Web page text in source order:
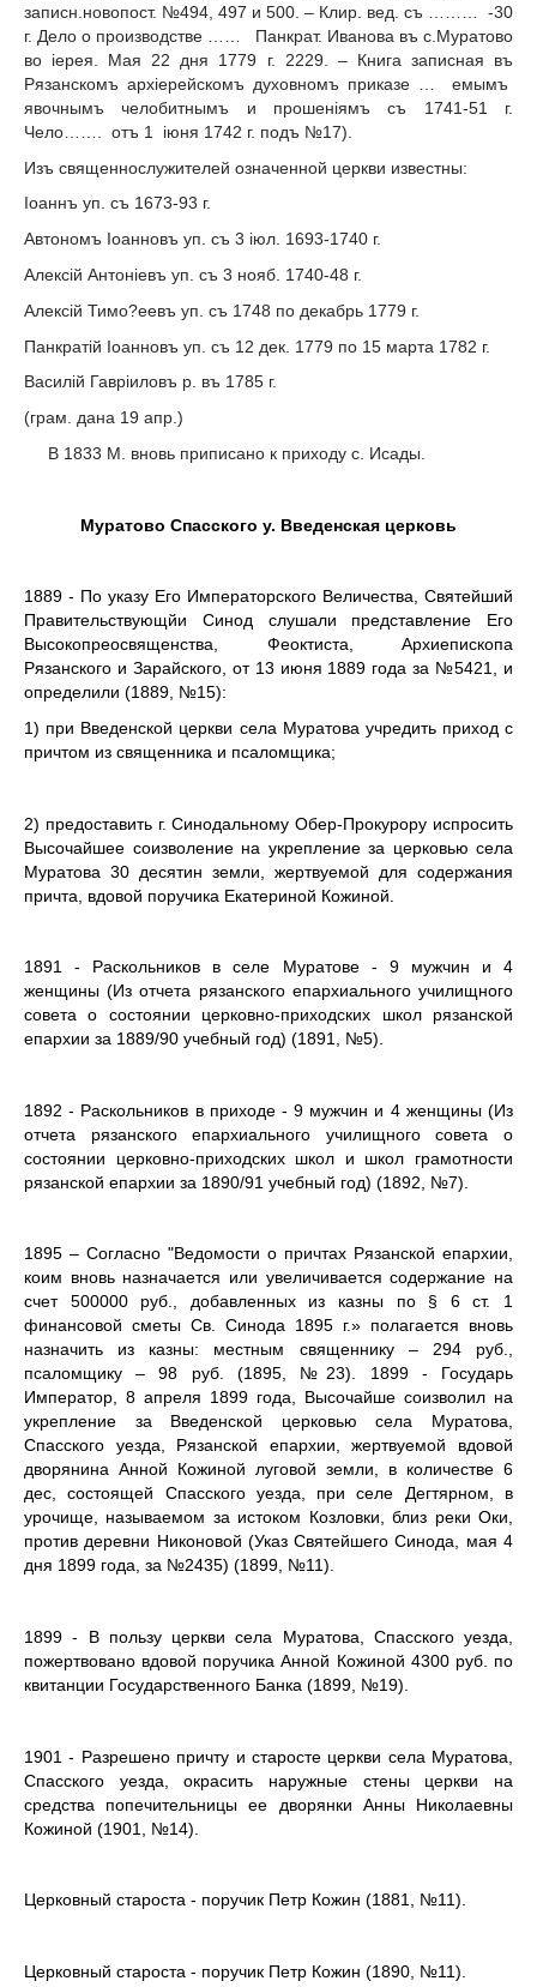
записн.новопост. №494, 497 и 500. – Клир. вед. съ ……… -30
г. Дело о производстве …… Панкрат. Иванова въ с.Муратово
во iерея. Мая 22 дня 1779 г. 2229. – Книга записная въ
Рязанскомъ архiерейскомъ духовномъ приказе … емымъ
явочнымъ челобитнымъ и прошенiямъ съ 1741-51 г.
Чело……. отъ 1 iюня 1742 г. подъ №17).
Изъ священнослужителей означенной церкви известны:
Iоаннъ уп. съ 1673-93 г.
Автономъ Iоанновъ уп. съ 3 iюл. 1693-1740 г.
Алексiй Антонiевъ уп. съ 3 нояб. 1740-48 г.
Алексiй Тимо?еевъ уп. съ 1748 по декабрь 1779 г.
Панкратiй Iоанновъ уп. съ 12 дек. 1779 по 15 марта 1782 г.
Василiй Гаврiиловъ р. въ 1785 г.
(грам. дана 19 апр.)
В 1833 М. вновь приписано к приходу с. Исады.
Муратово Спасского у. Введенская церковь
1889 - По указу Его Императорского Величества, Святейший
Правительствующйи Синод слушали представление Его
Высокопреосвященства, Феоктиста, Архиепископа
Рязанского и Зарайского, от 13 июня 1889 года за №5421, и
определили (1889, №15):
1) при Введенской церкви села Муратова учредить приход с
причтом из священника и псаломщика;
2) предоставить г. Синодальному Обер-Прокурору испросить
Высочайшее соизволение на укрепление за церковью села
Муратова 30 десятин земли, жертвуемой для содержания
причта, вдовой поручика Екатериной Кожиной.
1891 - Раскольников в селе Муратове - 9 мужчин и 4
женщины (Из отчета рязанского епархиального училищного
совета о состоянии церковно-приходских школ рязанской
епархии за 1889/90 учебный год) (1891, №5).
1892 - Раскольников в приходе - 9 мужчин и 4 женщины (Из
отчета рязанского епархиального училищного совета о
состоянии церковно-приходских школ и школ грамотности
рязанской епархии за 1890/91 учебный год) (1892, №7).
1895 – Согласно "Ведомости о причтах Рязанской епархии,
коим вновь назначается или увеличивается содержание на
счет 500000 руб., добавленных из казны по § 6 ст. 1
финансовой сметы Св. Синода 1895 г.» полагается вновь
назначить из казны: местным священнику – 294 руб.,
псаломщику – 98 руб. (1895, №23). 1899 - Государь
Император, 8 апреля 1899 года, Высочайше соизволил на
укрепление за Введенской церковью села Муратова,
Спасского уезда, Рязанской епархии, жертвуемой вдовой
дворянина Анной Кожиной луговой земли, в количестве 6
дес, состоящей Спасского уезда, при селе Дегтярном, в
урочище, называемом за истоком Козловки, близ реки Оки,
против деревни Никоновой (Указ Святейшего Синода, мая 4
дня 1899 года, за №2435) (1899, №11).
1899 - В пользу церкви села Муратова, Спасского уезда,
пожертвовано вдовой поручика Анной Кожиной 4300 руб. по
квитанции Государственного Банка (1899, №19).
1901 - Разрешено причту и старосте церкви села Муратова,
Спасского уезда, окрасить наружные стены церкви на
средства попечительницы ее дворянки Анны Николаевны
Кожиной (1901, №14).
Церковный староста - поручик Петр Кожин (1881, №11).
Церковный староста - поручик Петр Кожин (1890, №11).